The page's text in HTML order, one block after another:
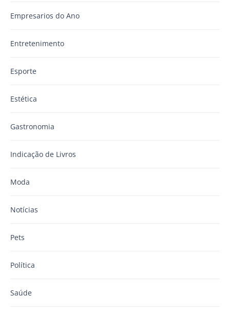
Empresarios do Ano
Entretenimento
Esporte
Estética
Gastronomia
Indicação de Livros
Moda
Notícias
Pets
Política
Saúde